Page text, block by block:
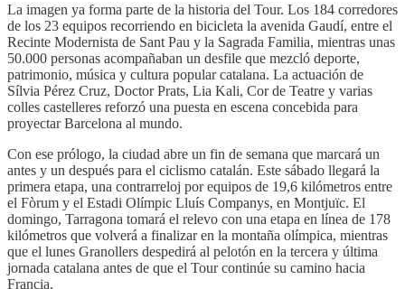
La imagen ya forma parte de la historia del Tour. Los 184 corredores
de los 23 equipos recorriendo en bicicleta la avenida Gaudí, entre el
Recinte Modernista de Sant Pau y la Sagrada Familia, mientras unas
50.000 personas acompañaban un desfile que mezcló deporte,
patrimonio, música y cultura popular catalana. La actuación de
Sílvia Pérez Cruz, Doctor Prats, Lia Kali, Cor de Teatre y varias
colles castelleres reforzó una puesta en escena concebida para
proyectar Barcelona al mundo.
Con ese prólogo, la ciudad abre un fin de semana que marcará un
antes y un después para el ciclismo catalán. Este sábado llegará la
primera etapa, una contrarreloj por equipos de 19,6 kilómetros entre
el Fòrum y el Estadi Olímpic Lluís Companys, en Montjuïc. El
domingo, Tarragona tomará el relevo con una etapa en línea de 178
kilómetros que volverá a finalizar en la montaña olímpica, mientras
que el lunes Granollers despedirá al pelotón en la tercera y última
jornada catalana antes de que el Tour continúe su camino hacia
Francia.